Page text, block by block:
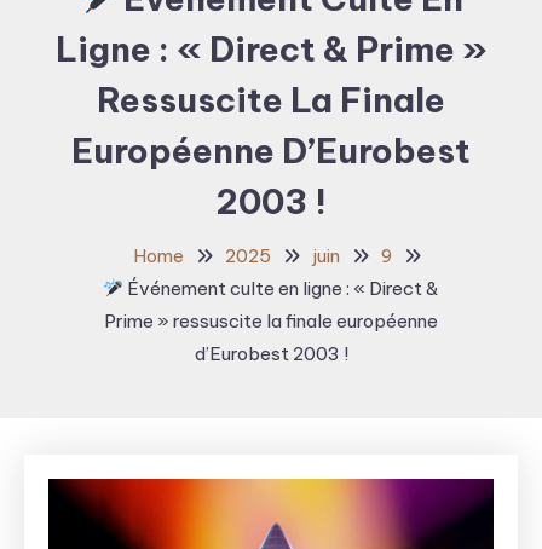
Ligne : « Direct & Prime »
Ressuscite La Finale
Européenne D’Eurobest
2003 !
Home 2025 juin
9
Événement culte en ligne : « Direct &
Prime » ressuscite la finale européenne
d’Eurobest 2003 !